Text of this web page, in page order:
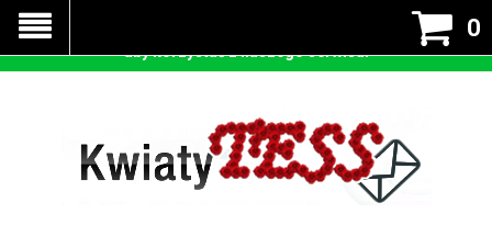
0
Nasza strona korzysta z cookies - czyli tzw ciastek w celu
prawidłowego działania. Zaakceptuj przyjmowanie cookies
aby korzystać z naszego serwisu.